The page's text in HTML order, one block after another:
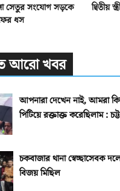
সেতুর সংযোগ সড়কে
ধস
দ্বিতীয়
আরো খবর
আপনারা দেখেন নাই, আমরা
পিটিয়ে রক্তাক্ত করেছিলাম :
চকবাজার থানা স্বেচ্ছাসেবক
বিজয় মিছিল